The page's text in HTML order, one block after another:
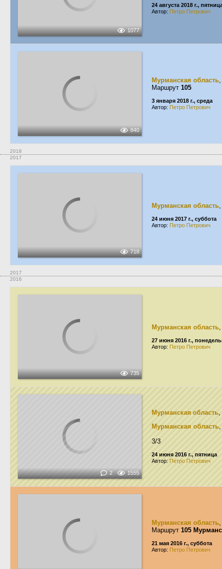
1077
24 августа 2018 г.,
Автор: Петро Петрович
840
Мурманская область
Маршрут 105
3 января 2018 г., среда
Автор: Петро Петрович
2018
2017
718
Мурманская область
24 июня 2017 г., суббота
Автор: Петро Петрович
2017
2016
735
Мурманская область
27 июня 2016 г.,
Автор: Петро Петрович
2 1555
Мурманская область,
Мурманская область
3/3
24 июня 2016 г., пятница
Автор: Петро Петрович
Мурманская область
Маршрут 105
21 мая 2016 г., суббота
Автор: Петро Петрович